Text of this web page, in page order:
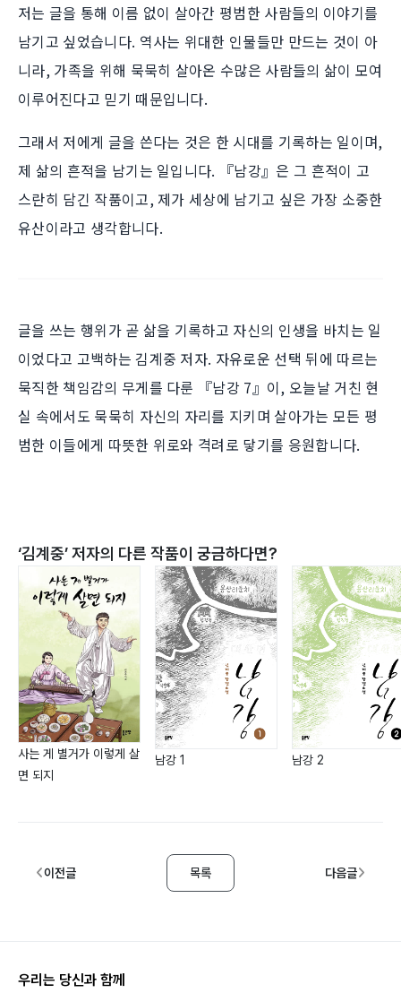
저는 글을 통해 이름 없이 살아간 평범한 사람들의 이야기를
남기고 싶었습니다. 역사는 위대한 인물들만 만드는 것이 아
니라, 가족을 위해 묵묵히 살아온 수많은 사람들의 삶이 모여
이루어진다고 믿기 때문입니다.
그래서 저에게 글을 쓴다는 것은 한 시대를 기록하는 일이며,
제 삶의 흔적을 남기는 일입니다. 『남강』은 그 흔적이 고
스란히 담긴 작품이고, 제가 세상에 남기고 싶은 가장 소중한
유산이라고 생각합니다.
글을 쓰는 행위가 곧 삶을 기록하고 자신의 인생을 바치는 일
이었다고 고백하는 김계중 저자. 자유로운 선택 뒤에 따르는
묵직한 책임감의 무게를 다룬 『남강 7』이, 오늘날 거친 현
실 속에서도 묵묵히 자신의 자리를 지키며 살아가는 모든 평
범한 이들에게 따뜻한 위로와 격려로 닿기를 응원합니다.
‘김계중’ 저자의 다른 작품이 궁금하다면?
사는 게 별거가 이렇게 살
면 되지
남강 1 남강 2
이전글 목록 다음글
우리는 당신과 함께